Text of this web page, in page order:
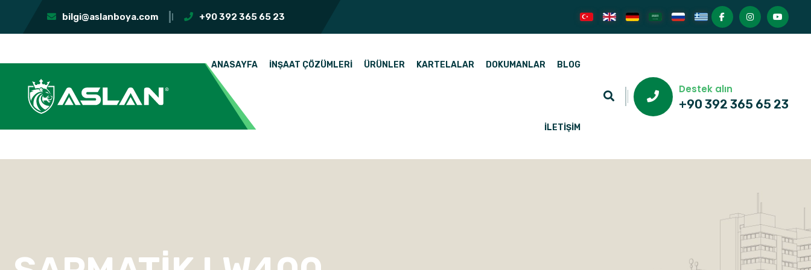
bilgi@aslanboya.com +90 392 365 65 23
ANASAYFA İNŞAAT ÇÖZÜMLERI ÜRÜNLER KARTELALAR DOKUMANLAR BLOG
İLETIŞIM
Destek alın
+90 392 365 65 23